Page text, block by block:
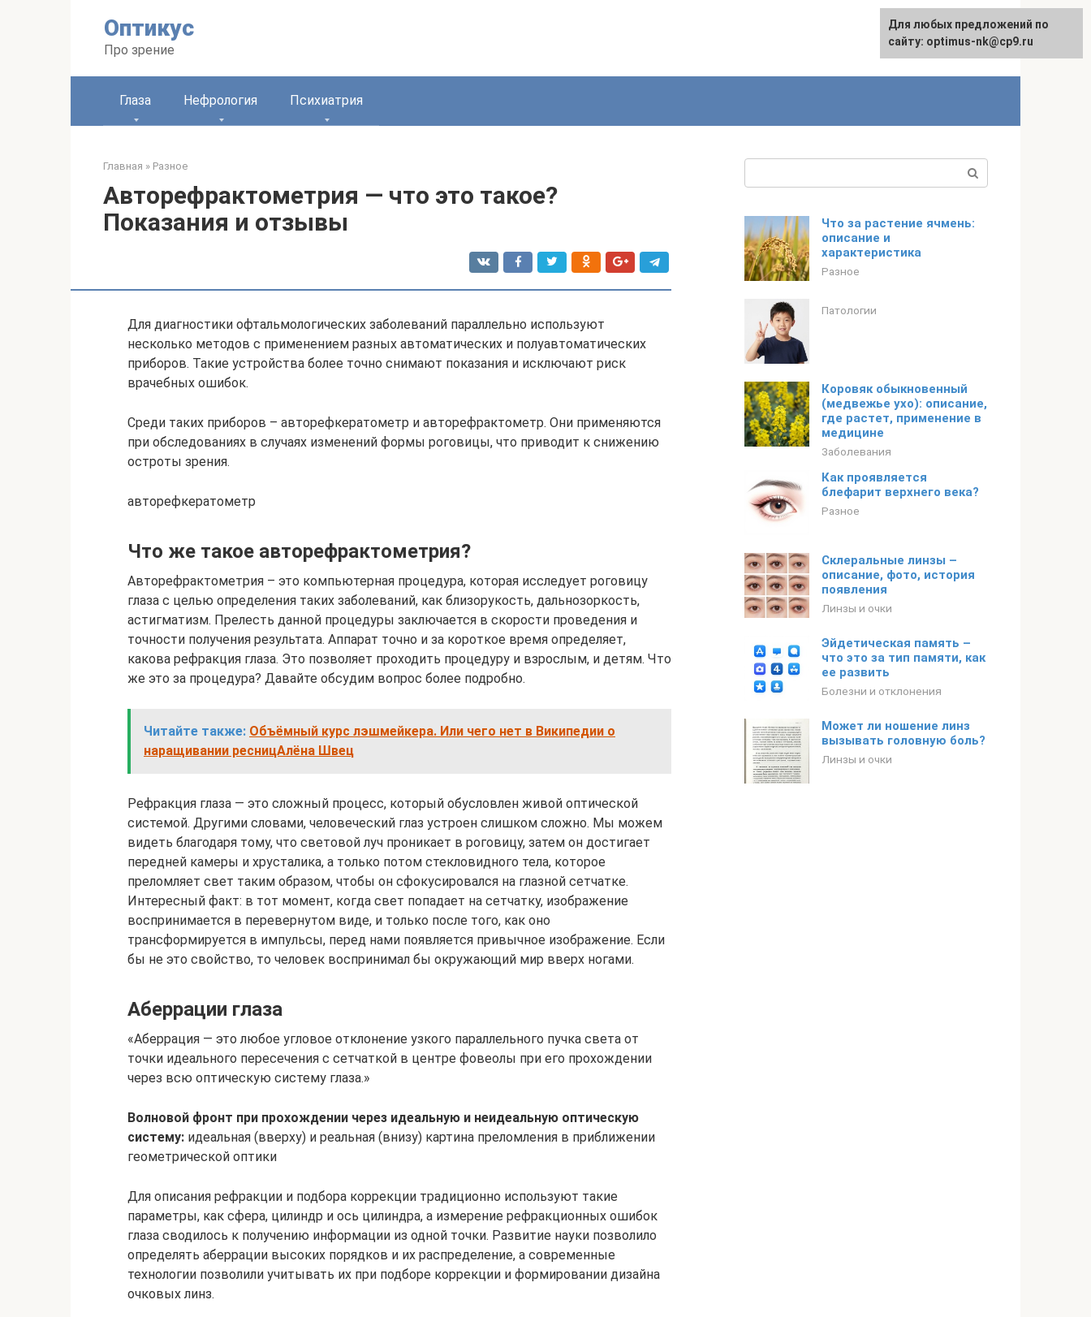
Оптикус
Про зрение
English
Глаза Нефрология Психиатрия
Главная » Разное
Авторефрактометрия — что это такое?
Показания и отзывы
Для диагностики офтальмологических заболеваний параллельно используют
несколько методов с применением разных автоматических и полуавтоматических
приборов. Такие устройства более точно снимают показания и исключают риск
врачебных ошибок.
Среди таких приборов – авторефкератометр и авторефрактометр. Они применяются
при обследованиях в случаях изменений формы роговицы, что приводит к снижению
остроты зрения.
авторефкератометр
Что же такое авторефрактометрия?
Авторефрактометрия – это компьютерная процедура, которая исследует роговицу
глаза с целью определения таких заболеваний, как близорукость, дальнозоркость,
астигматизм. Прелесть данной процедуры заключается в скорости проведения и
точности получения результата. Аппарат точно и за короткое время определяет,
какова рефракция глаза. Это позволяет проходить процедуру и взрослым, и детям. Что
же это за процедура? Давайте обсудим вопрос более подробно.
Читайте также: Объёмный курс лэшмейкера. Или чего нет в Википедии о
наращивании ресницАлёна Швец
Рефракция глаза — это сложный процесс, который обусловлен живой оптической
системой. Другими словами, человеческий глаз устроен слишком сложно. Мы можем
видеть благодаря тому, что световой луч проникает в роговицу, затем он достигает
передней камеры и хрусталика, а только потом стекловидного тела, которое
преломляет свет таким образом, чтобы он сфокусировался на глазной сетчатке.
Интересный факт: в тот момент, когда свет попадает на сетчатку, изображение
воспринимается в перевернутом виде, и только после того, как оно
трансформируется в импульсы, перед нами появляется привычное изображение. Если
бы не это свойство, то человек воспринимал бы окружающий мир вверх ногами.
Аберрации глаза
«Аберрация — это любое угловое отклонение узкого параллельного пучка света от
точки идеального пересечения с сетчаткой в центре фовеолы при его прохождении
через всю оптическую систему глаза.»
Волновой фронт при прохождении через идеальную и неидеальную оптическую
систему: идеальная (вверху) и реальная (внизу) картина преломления в приближении
гео­метрической оптики
Для описания рефракции и подбора коррекции традиционно используют такие
параметры, как сфера, цилиндр и ось цилиндра, а измерение рефракционных ошибок
глаза сводилось к получению информации из одной точки. Развитие науки позволило
определять аберрации высоких порядков и их распределение, а современные
технологии позволили учитывать их при подборе коррекции и формировании дизайна
очковых линз.
Что за растение ячмень:
описание и
характеристика
Разное
Патологии
Коровяк обыкновенный
(медвежье ухо): описание,
где растет, применение в
медицине
Заболевания
Как проявляется
блефарит верхнего века?
Разное
Склеральные линзы –
описание, фото, история
появления
Линзы и очки
Эйдетическая память –
что это за тип памяти, как
ее развить
Болезни и отклонения
Может ли ношение линз
вызывать головную боль?
Линзы и очки
Для любых предложений по
сайту: optimus-nk@cp9.ru